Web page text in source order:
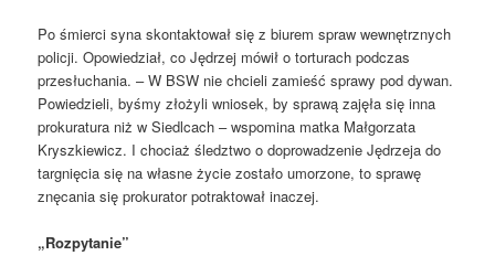
Po śmierci syna skontaktował się z biurem spraw wewnętrznych
policji. Opowiedział, co Jędrzej mówił o torturach podczas
przesłuchania. – W BSW nie chcieli zamieść sprawy pod dywan.
Powiedzieli, byśmy złożyli wniosek, by sprawą zajęła się inna
prokuratura niż w Siedlcach – wspomina matka Małgorzata
Kryszkiewicz. I chociaż śledztwo o doprowadzenie Jędrzeja do
targnięcia się na własne życie zostało umorzone, to sprawę
znęcania się prokurator potraktował inaczej.
„Rozpytanie”